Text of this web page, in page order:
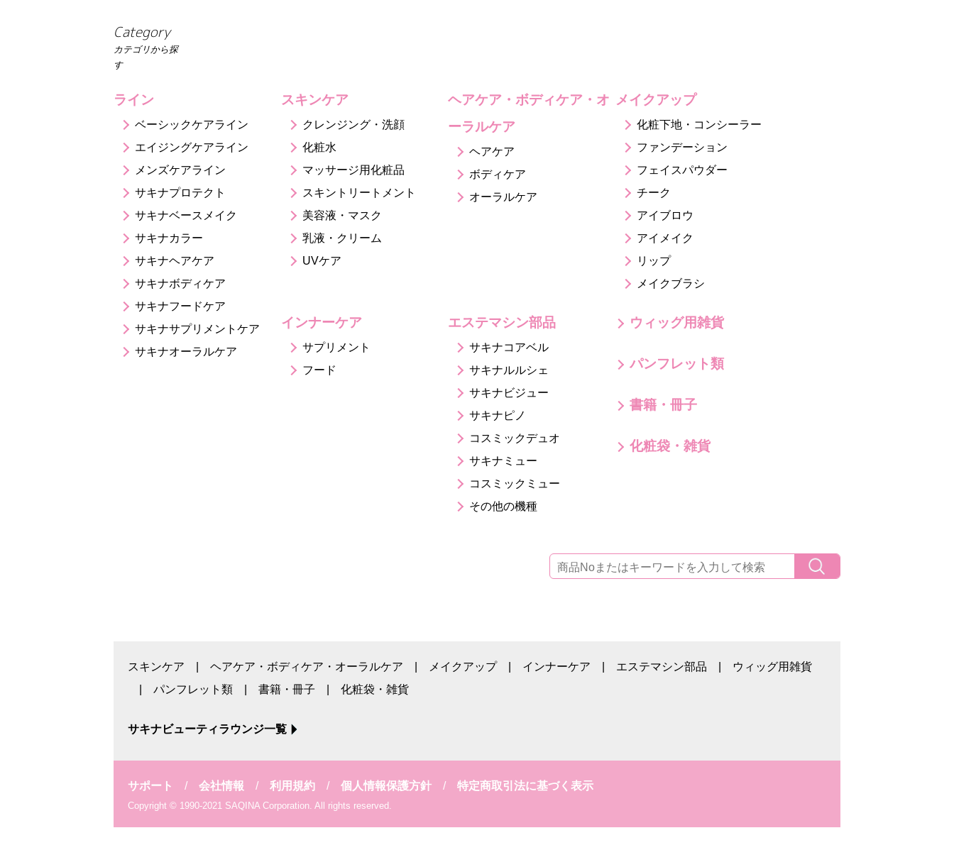
Category
カテゴリから探
す
ライン
ベーシックケアライン
エイジングケアライン
メンズケアライン
サキナプロテクト
サキナベースメイク
サキナカラー
サキナヘアケア
サキナボディケア
サキナフードケア
サキナサプリメントケア
サキナオーラルケア
スキンケア
クレンジング・洗顔
化粧水
マッサージ用化粧品
スキントリートメント
美容液・マスク
乳液・クリーム
UVケア
ヘアケア・ボディケア・オ
ーラルケア
ヘアケア
ボディケア
オーラルケア
メイクアップ
化粧下地・コンシーラー
ファンデーション
フェイスパウダー
チーク
アイブロウ
アイメイク
リップ
メイクブラシ
インナーケア
サプリメント
フード
エステマシン部品
サキナコアベル
サキナルルシェ
サキナビジュー
サキナピノ
コスミックデュオ
サキナミュー
コスミックミュー
その他の機種
ウィッグ用雑貨
パンフレット類
書籍・冊子
化粧袋・雑貨
スキンケア ヘアケア・ボディケア・オーラルケア メイクアップ インナーケア エステマシン部品
ウィッグ用雑貨
パンフレット類
書籍・冊子 化粧袋・雑貨
サキナビューティラウンジ一覧
サポート 会社情報 利用規約 個人情報保護方針 特定商取引法に基づく表示
Copyright © 1990-2021 SAQINA Corporation. All rights reserved.